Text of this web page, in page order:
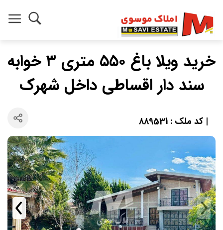
خرید ویلا باغ ۵۵۰ متری ۳ خوابه
سند دار اقساطی داخل شهرک
| کد ملک : 889531